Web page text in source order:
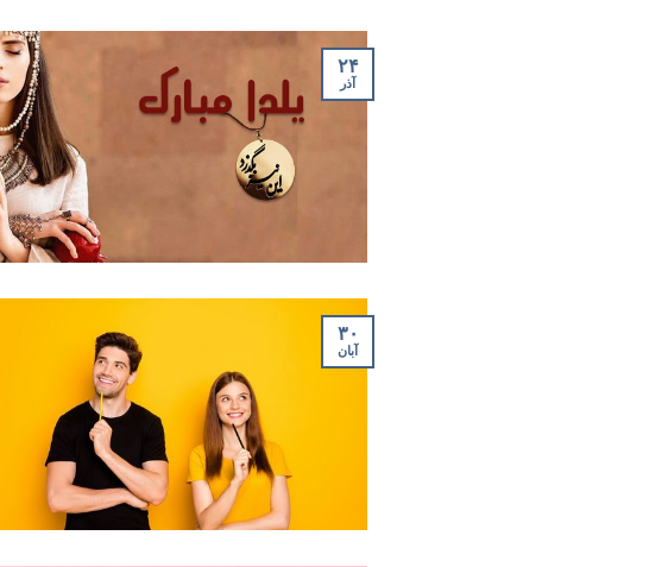
۲۴
آذر
۳۰
آبان